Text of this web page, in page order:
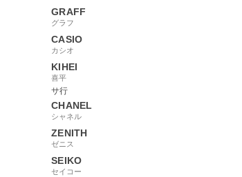
GRAFF
グラフ
CASIO
カシオ
KIHEI
喜平
サ行
CHANEL
シャネル
ZENITH
ゼニス
SEIKO
セイコー